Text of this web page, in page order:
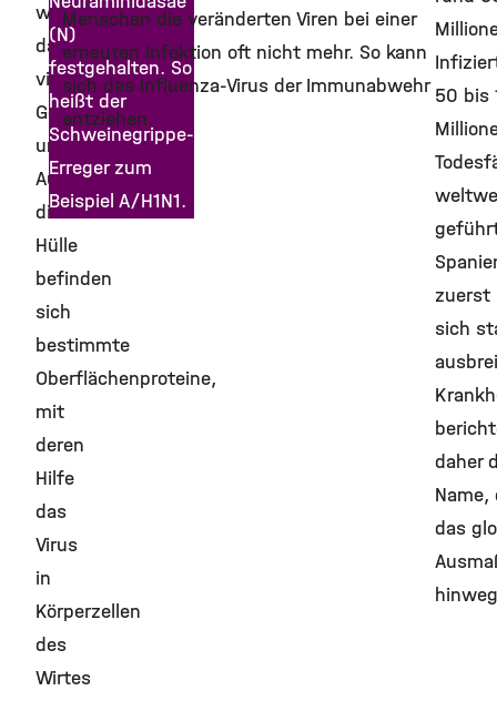
welche
das
virale
Genmaterial
umgibt.
Auf
dieser
Hülle
befinden
sich
bestimmte
Oberflächenproteine,
mit
deren
Hilfe
das
Virus
in
Körperzellen
des
Wirtes
(N)
festgehalten. So
heißt der
Schweinegrippe-
Erreger zum
Beispiel A/H1N1.
Menschen die veränderten Viren bei einer
erneuten Infektion oft nicht mehr. So kann
sich das Influenza-Virus der Immunabwehr
entziehen.
50 bis
zuerst
sich
daher
Name,
das